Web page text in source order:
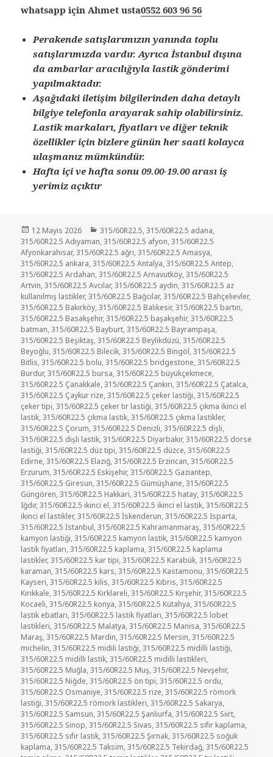
whatsapp için Ahmet usta0552 603 96 56
Perakende satışlarımızın yanında toplu
satışlarımızda vardır. Ayrıca İstanbul dışına
da ambarlar aracılığıyla lastik gönderimi
yapılmaktadır.
Aşağıdaki iletişim bilgilerinden daha detaylı
bilgiye telefonla arayarak sahip olabilirsiniz.
Lastik markaları, fiyatları ve diğer teknik
özellikler için bizlere günün her saati kolayca
ulaşmanız mümkündür.
Hafta içi ve hafta sonu 09.00-19.00 arası iş
yerimiz açıktır
Yayın
tarihi
12 Mayıs 2026 Kategoriler
315/60R22.5 ,315/60R22.5 adana
315/60R22.5 Adıyaman ,315/60R22.5 afyon ,315/60R22.5
Afyonkarahisar,315/60R22.5 ağrı ,315/60R22.5 Amasya
315/60R22.5 ankara ,315/60R22.5 Antalya ,315/60R22.5 Antep
315/60R22.5 Ardahan ,315/60R22.5 Arnavutköy ,315/60R22.5
Artvin ,315/60R22.5 Avcılar,315/60R22.5 aydın ,315/60R22.5 az
kullanılmış lastikler,315/60R22.5 Bağcılar,315/60R22.5 Bahçelievler,
315/60R22.5 Bakırköy ,315/60R22.5 Balıkesir,315/60R22.5 bartın
315/60R22.5 Basakşehir,315/60R22.5 başakşehir,315/60R22.5
batman ,315/60R22.5 Bayburt ,315/60R22.5 Bayrampaşa
315/60R22.5 Beşiktaş ,315/60R22.5 Beylikdüzü ,315/60R22.5
Beyoğlu ,315/60R22.5 Bilecik ,315/60R22.5 Bingöl ,315/60R22.5
Bitlis ,315/60R22.5 bolu ,315/60R22.5 bridgestone ,315/60R22.5
Burdur,315/60R22.5 bursa ,315/60R22.5 büyükçekmece
315/60R22.5 Çanakkale ,315/60R22.5 Çankırı ,315/60R22.5 Çatalca
315/60R22.5 Çaykur rize ,315/60R22.5 çeker lastiği ,315/60R22.5
çeker tipi ,315/60R22.5 çeker tır lastiği ,315/60R22.5 çıkma ikinci el
lastik ,315/60R22.5 çıkma lastik ,315/60R22.5 çıkma lastikler,
315/60R22.5 Çorum ,315/60R22.5 Denizli ,315/60R22.5 dişli
315/60R22.5 dişli lastik ,315/60R22.5 Diyarbakır,315/60R22.5 dorse
lastiği ,315/60R22.5 düz tipi ,315/60R22.5 düzce ,315/60R22.5
Edirne ,315/60R22.5 Elazığ ,315/60R22.5 Erzincan ,315/60R22.5
Erzurum ,315/60R22.5 Eskişehir,315/60R22.5 Gaziantep
315/60R22.5 Giresun ,315/60R22.5 Gümüşhane ,315/60R22.5
Güngören ,315/60R22.5 Hakkari ,315/60R22.5 hatay ,315/60R22.5
Iğdır,315/60R22.5 ikinci el ,315/60R22.5 ikinci el lastik ,315/60R22.5
ikinci el lastikler,315/60R22.5 İskenderun ,315/60R22.5 Isparta
315/60R22.5 İstanbul ,315/60R22.5 Kahramanmaraş ,315/60R22.5
kamyon lastiği ,315/60R22.5 kamyon lastik ,315/60R22.5 kamyon
lastik fiyatları ,315/60R22.5 kaplama ,315/60R22.5 kaplama
lastikler,315/60R22.5 kar tipi ,315/60R22.5 Karabük ,315/60R22.5
karaman ,315/60R22.5 kars ,315/60R22.5 Kastamonu ,315/60R22.5
Kayseri ,315/60R22.5 kilis ,315/60R22.5 Kıbrıs ,315/60R22.5
Kırıkkale ,315/60R22.5 Kırklareli ,315/60R22.5 Kırşehir,315/60R22.5
Kocaeli ,315/60R22.5 konya ,315/60R22.5 Kütahya ,315/60R22.5
lastik ebatları ,315/60R22.5 lastik fiyatları ,315/60R22.5 lobet
lastikleri ,315/60R22.5 Malatya ,315/60R22.5 Manisa ,315/60R22.5
Maraş ,315/60R22.5 Mardin ,315/60R22.5 Mersin ,315/60R22.5
michelin ,315/60R22.5 midili lastiği ,315/60R22.5 midilli lastiği
315/60R22.5 midilli lastik ,315/60R22.5 midilli lastikleri
315/60R22.5 Muğla ,315/60R22.5 Muş ,315/60R22.5 Nevşehir,
315/60R22.5 Niğde ,315/60R22.5 ön tipi ,315/60R22.5 ordu
315/60R22.5 Osmaniye ,315/60R22.5 rize ,315/60R22.5 römork
lastiği ,315/60R22.5 römork lastikleri ,315/60R22.5 Sakarya
315/60R22.5 Samsun ,315/60R22.5 Şanlıurfa ,315/60R22.5 Siirt
315/60R22.5 Sinop ,315/60R22.5 Sivas ,315/60R22.5 sıfır kaplama
315/60R22.5 sıfır lastik ,315/60R22.5 Şırnak ,315/60R22.5 soğuk
kaplama ,315/60R22.5 Taksim ,315/60R22.5 Tekirdağ ,315/60R22.5